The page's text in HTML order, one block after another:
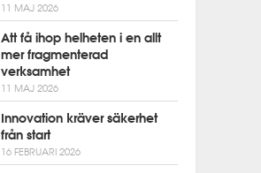
11 MAJ 2026
Att få ihop helheten i en allt
mer fragmenterad
verksamhet
11 MAJ 2026
Innovation kräver säkerhet
från start
16 FEBRUARI 2026